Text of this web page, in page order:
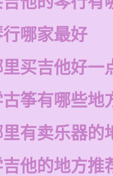
哪家最好
买吉他好一
筝有哪些地
有卖乐器的
他的地方推